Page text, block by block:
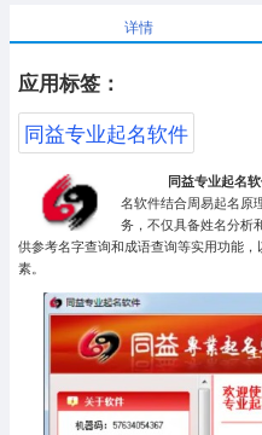
详情
应用标签：
同益专业起名软件
同益专业起名
名软件结合周易起名原
务，不仅具备姓名分析
供参考名字查询和成语查询等实用功能
素。